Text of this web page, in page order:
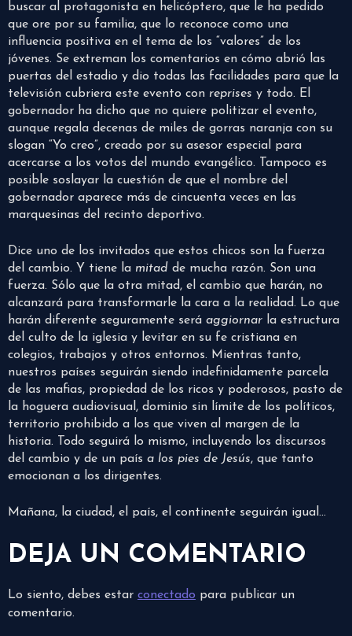
buscar al protagonista en helicóptero, que le ha pedido
que ore por su familia, que lo reconoce como una
influencia positiva en el tema de los “valores” de los
jóvenes. Se extreman los comentarios en cómo abrió las
puertas del estadio y dio todas las facilidades para que la
televisión cubriera este evento con reprises y todo. El
gobernador ha dicho que no quiere politizar el evento,
aunque regala decenas de miles de gorras naranja con su
slogan “Yo creo”, creado por su asesor especial para
acercarse a los votos del mundo evangélico. Tampoco es
posible soslayar la cuestión de que el nombre del
gobernador aparece más de cincuenta veces en las
marquesinas del recinto deportivo.
Dice uno de los invitados que estos chicos son la fuerza
del cambio. Y tiene la mitad de mucha razón. Son una
fuerza. Sólo que la otra mitad, el cambio que harán, no
alcanzará para transformarle la cara a la realidad. Lo que
harán diferente seguramente será aggiornar la estructura
del culto de la iglesia y levitar en su fe cristiana en
colegios, trabajos y otros entornos. Mientras tanto,
nuestros países seguirán siendo indefinidamente parcela
de las mafias, propiedad de los ricos y poderosos, pasto de
la hoguera audiovisual, dominio sin límite de los políticos,
territorio prohibido a los que viven al margen de la
historia. Todo seguirá lo mismo, incluyendo los discursos
del cambio y de un país a los pies de Jesús, que tanto
emocionan a los dirigentes.
Mañana, la ciudad, el país, el continente seguirán igual…
DEJA UN COMENTARIO
Lo siento, debes estar conectado para publicar un
comentario.